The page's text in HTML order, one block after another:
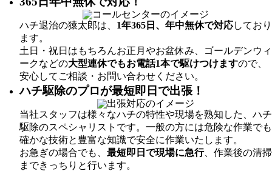
ハチ退治の猿太郎は、 1年365日、年中無休で対応しており
ます。
土日・祝日はもちろんお正月やお盆休み、ゴールデンウィ
ークなどの大型連休でもお電話1本で駆けつけますので、
安心してご相談・お問い合わせください。
ハチ駆除のプロが最短即日で出張！
当社スタッフは様々なハチの特性や現場を熟知した、ハチ
駆除のスペシャリストです。一般の方には危険な作業でも
確かな技術と豊富な知識で安全に作業いたします。
お急ぎの場合でも、 最短即日で現場に急行、作業後の清掃
まできっちりと行います。